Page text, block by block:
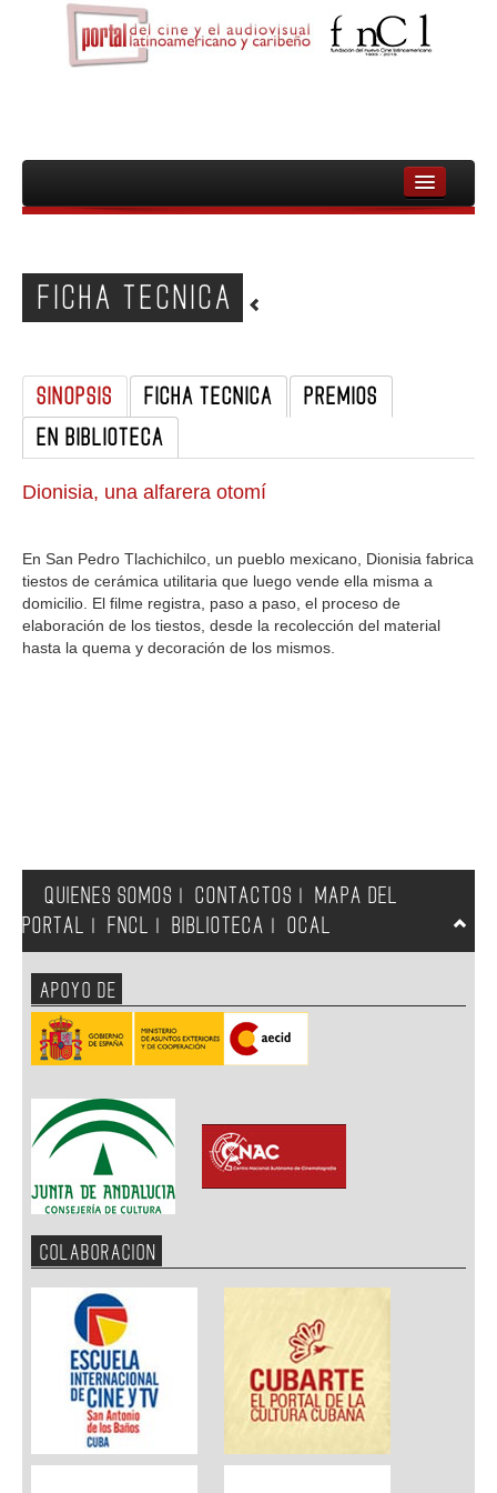
INICIO
PELICULAS
DOCUMENTALES
MUJERES
AUDIOVISUAL INDIGENA Y COMUNITARIO
FICHA TECNICA
SINOPSIS FICHA TECNICA
PREMIOS
EN BIBLIOTECA
Dionisia, una alfarera otomí
En San Pedro Tlachichilco, un pueblo mexicano, Dionisia fabrica
tiestos de cerámica utilitaria que luego vende ella misma a
domicilio. El filme registra, paso a paso, el proceso de
elaboración de los tiestos, desde la recolección del material
hasta la quema y decoración de los mismos.
QUIENES SOMOS CONTACTOS
MAPA DEL
PORTAL
FNCL BIBLIOTECA OCAL
APOYO DE
COLABORACION